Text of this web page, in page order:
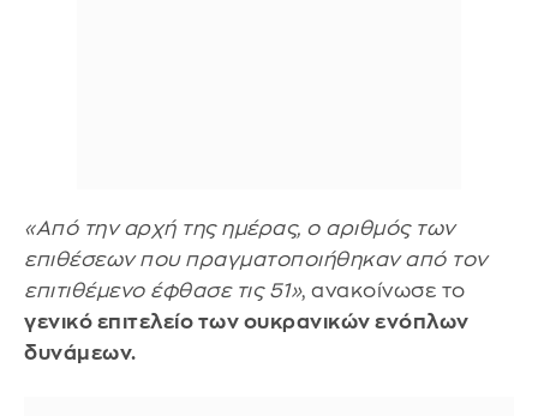
«Από την αρχή της ημέρας, ο αριθμός των
επιθέσεων που πραγματοποιήθηκαν από τον
επιτιθέμενο έφθασε τις 51», ανακοίνωσε το
γενικό επιτελείο των ουκρανικών ενόπλων
δυνάμεων.